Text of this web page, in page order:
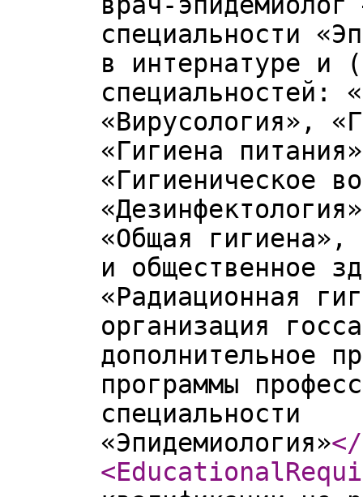
специальности
в интернатуре и
специальностей:
«Вирусология»,
«Гигиена
«Гигиеническое
«Общая гигиена»,
и общественное
«Радиационная
организация
дополнительное
программы
специальности
«Эпидемиология»